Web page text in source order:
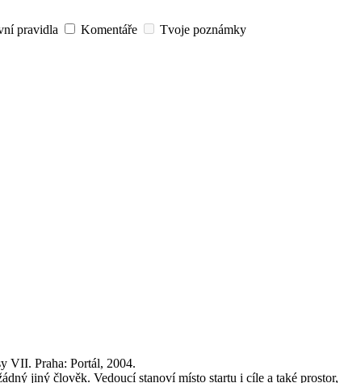
pravidla Komentáře Tvoje poznámky
Praha: Portál, 2004.
jiný člověk. Vedoucí stanoví místo startu i cíle a také